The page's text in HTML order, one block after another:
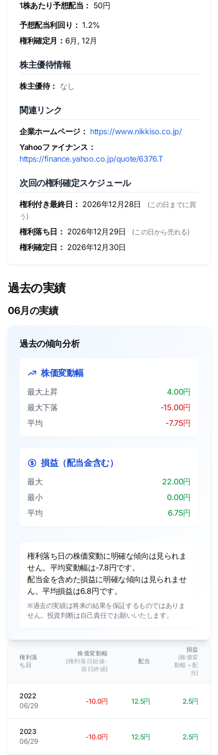
1株あたり予想配当： 50円
予想配当利回り： 1.2%
権利確定月： 6月, 12月
株主優待情報
株主優待： なし
関連リンク
企業ホームページ： https://www.nikkiso.co.jp/
Yahooファイナンス：
https://finance.yahoo.co.jp/quote/6376.T
次回の権利確定スケジュール
権利付き最終日： 2026年12月28日
(この日までに買
う)
権利落ち日： 2026年12月29日 (この日から売れる)
権利確定日： 2026年12月30日
過去の実績
06月の実績
過去の傾向分析
株価変動幅
最大上昇
4.00円
最大下落
-15.00円
平均
-7.75円
損益（配当金含む）
最大
22.00円
最小
0.00円
平均
6.75円
権利落ち日の株価変動に明確な傾向は見られま
せん。平均変動幅は-7.8円です。
配当金を含めた損益に明確な傾向は見られませ
ん。平均損益は6.8円です。
※過去の実績は将来の結果を保証するものではありま
せん。投資判断は自己責任でお願いいたします。
権利落
ち日
株価変動幅
(権利落日始値-
前日終値)
配当
損益
(株価変
動幅＋配
当)
2022
06/29
-10.0円 12.5円 2.5円
2023
06/29
-10.0円 12.5円 2.5円